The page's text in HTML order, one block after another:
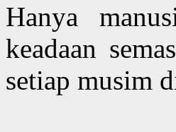
Hanya
keadaan
setiap musim